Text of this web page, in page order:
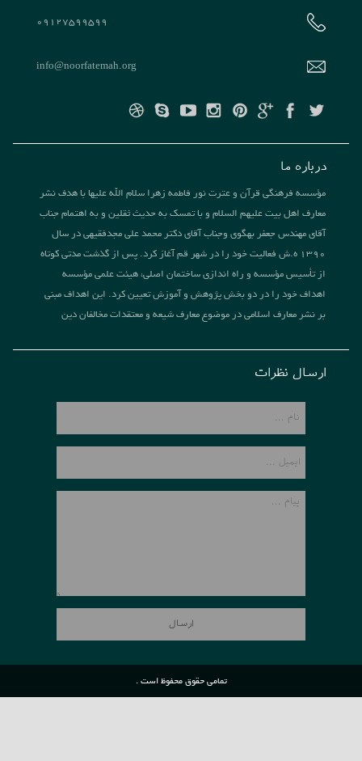
09127599599
info@noorfatemah.org
درباره ما
مؤسسه فرهنگی قرآن و عترت نور فاطمه زهرا سلام الله علیها با هدف نشر
معارف اهل بیت علیهم السلام و با تمسک به حدیث ثقلین و به اهتمام جناب
آقای مهندس جعفر بهگوی وجناب آقای دکتر محمد علی مجدفقیهی در سال
1390 ه.ش فعالیت خود را در شهر قم آغاز کرد. پس از گذشت مدتی کوتاه
از تأسیس مؤسسه و راه اندازی ساختمان اصلی، هیئت علمی مؤسسه
اهداف خود را در دو بخش پژوهش و آموزش تعیین کرد. این اهداف مبنی
بر نشر معارف اسلامی در موضوع معارف شیعه و معتقدات مخالفان دین
ارسال نظرات
تمامی حقوق محفوظ است .